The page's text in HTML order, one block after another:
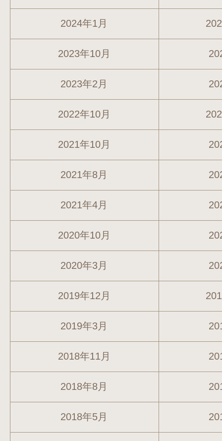
2024年1月
2023年10月
2023年2月
2022年10月
2021年10月
2021年8月
2021年4月
2020年10月
2020年3月
2019年12月
2019年3月
2018年11月
2018年8月
2018年5月